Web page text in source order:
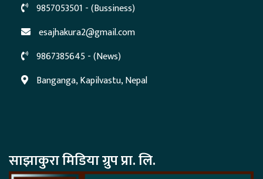
9857053501 - (Bussiness)
esajhakura2@gmail.com
9867385645 - (News)
Banganga, Kapilvastu, Nepal
साझाकुरा मिडिया ग्रुप प्रा. लि.